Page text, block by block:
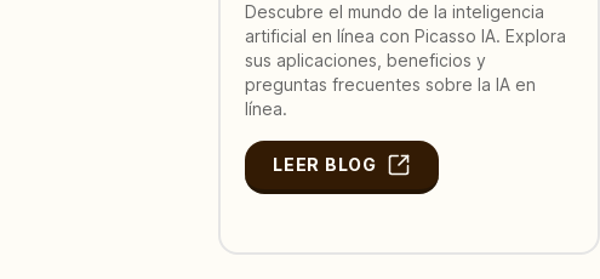
Descubre el mundo de la inteligencia
artificial en línea con Picasso IA. Explora
sus aplicaciones, beneficios y
preguntas frecuentes sobre la IA en
línea.
LEER BLOG